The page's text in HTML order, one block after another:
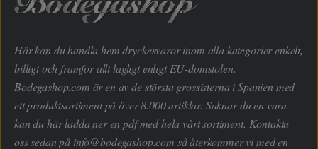
Här kan du handla hem dryckesvaror inom alla kategorier enkelt,
billigt och framför allt lagligt enligt EU-domstolen.
Bodegashop.com är en av de största grossisterna i Spanien med
ett produktsortiment på över 8.000 artiklar. Saknar du en vara
kan du här ladda ner en pdf med hela vårt sortiment. Kontakta
oss sedan på info@bodegashop.com så återkommer vi med en